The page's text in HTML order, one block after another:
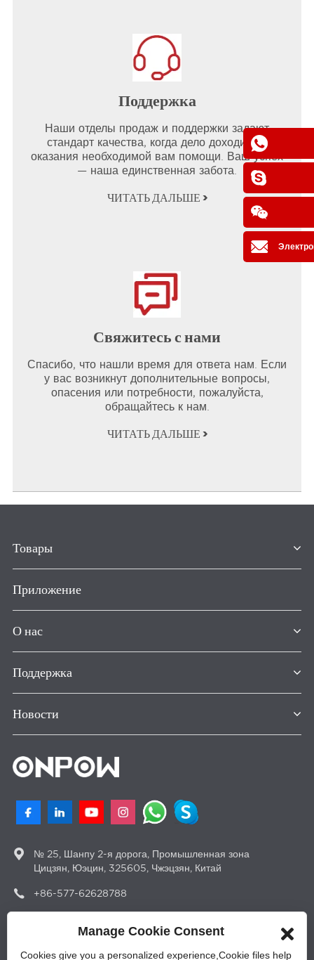
Поддержка
Наши отделы продаж и поддержки задают
стандарт качества, когда дело доходит до
оказания необходимой вам помощи. Ваш успех
— наша единственная забота.
ЧИТАТЬ ДАЛЬШЕ >
Свяжитесь с нами
Спасибо, что нашли время для ответа нам. Если
у вас возникнут дополнительные вопросы,
опасения или потребности, пожалуйста,
обращайтесь к нам.
ЧИТАТЬ ДАЛЬШЕ >
№ 25, Шанпу 2-я дорога, Промышленная зона
Цицзян, Юэцин, 325605, Чжэцзян, Китай
+86-577-62628788
Товары
Приложение
О нас
Поддержка
Новости
Manage Cookie Consent
Cookies give you a personalized experience,Сookie files help